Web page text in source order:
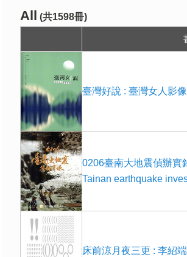
All (共1598冊)
臺灣好說 : 臺灣女人影
0206臺南大地震偵辦實
Tainan earthquake
床前涼月夜三更 : 李紹